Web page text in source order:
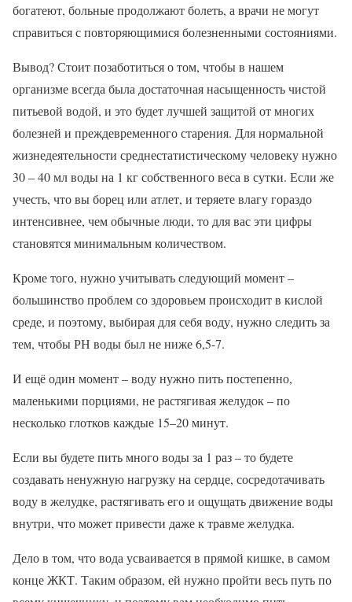
богатеют, больные продолжают болеть, а врачи не могут
справиться с повторяющимися болезненными состояниями.
Вывод? Стоит позаботиться о том, чтобы в нашем
организме всегда была достаточная насыщенность чистой
питьевой водой, и это будет лучшей защитой от многих
болезней и преждевременного старения. Для нормальной
жизнедеятельности среднестатистическому человеку нужно
30 – 40 мл воды на 1 кг собственного веса в сутки. Если же
учесть, что вы борец или атлет, и теряете влагу гораздо
интенсивнее, чем обычные люди, то для вас эти цифры
становятся минимальным количеством.
Кроме того, нужно учитывать следующий момент –
большинство проблем со здоровьем происходит в кислой
среде, и поэтому, выбирая для себя воду, нужно следить за
тем, чтобы РН воды был не ниже 6,5-7.
И ещё один момент – воду нужно пить постепенно,
маленькими порциями, не растягивая желудок – по
несколько глотков каждые 15–20 минут.
Если вы будете пить много воды за 1 раз – то будете
создавать ненужную нагрузку на сердце, сосредотачивать
воду в желудке, растягивать его и ощущать движение воды
внутри, что может привести даже к травме желудка.
Дело в том, что вода усваивается в прямой кишке, в самом
конце ЖКТ. Таким образом, ей нужно пройти весь путь по